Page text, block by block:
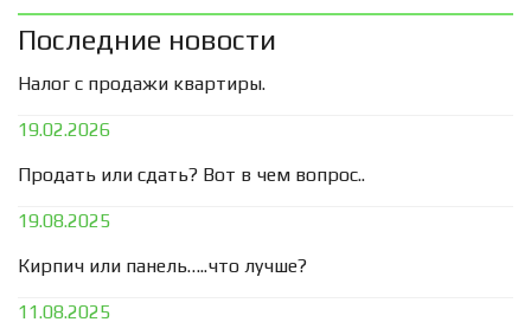
Последние новости
Налог с продажи квартиры.
19.02.2026
Продать или сдать? Вот в чем вопрос..
19.08.2025
Кирпич или панель…..что лучше?
11.08.2025